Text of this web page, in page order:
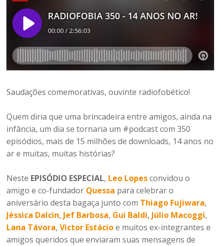
Saudações comemorativas, ouvinte radiofobético!
Quem diria que uma brincadeira entre amigos, ainda na
infância, um dia se tornaria um #podcast com 350
episódios, mais de 15 milhões de downloads, 14 anos no
ar e muitas, muitas histórias?
Neste EPISÓDIO ESPECIAL, Leo Lopesconvidou o
amigo e co-fundador Quessa para celebrar o
aniversário desta bagaça junto com Thiago Fujiwara,
Jéssica Dalcin, Jef Barbosa, Gui Baldi, Júlio Macoggi,
Lana Távora,Victor Estácioe muitos ex-integrantes e
amigos queridos que enviaram suas mensagens de